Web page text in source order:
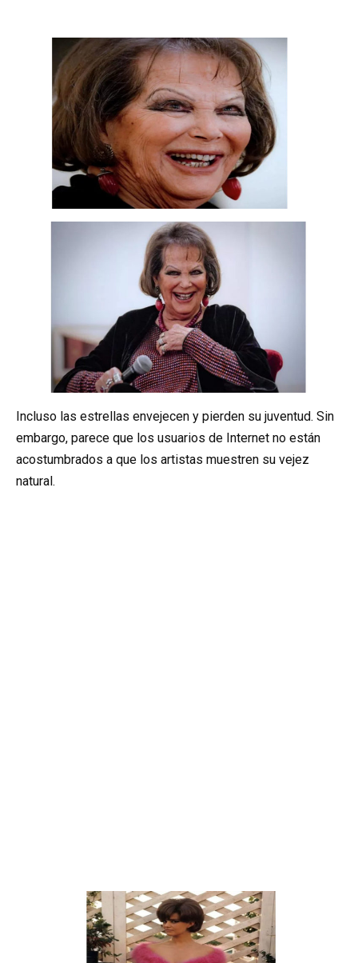
Incluso las estrellas envejecen y pierden su juventud. Sin
embargo, parece que los usuarios de Internet no están
acostumbrados a que los artistas muestren su vejez
natural.